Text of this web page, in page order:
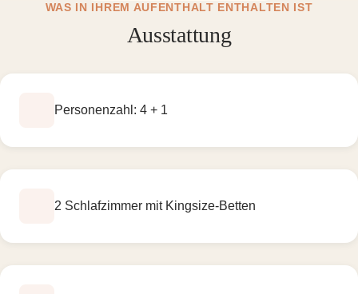
WAS IN IHREM AUFENTHALT ENTHALTEN IST
Ausstattung
Personenzahl: 4 + 1
2 Schlafzimmer mit Kingsize-Betten